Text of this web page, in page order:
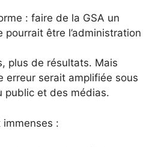
: faire de la GSA un
pourrait être l’administration
plus de résultats. Mais
erreur serait amplifiée sous
public et des médias.
: